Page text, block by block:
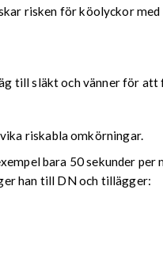
risken för köolyckor
till släkt och vänner för att
riskabla omkörningar.
bara 50 sekunder
han till DN och tillägger: